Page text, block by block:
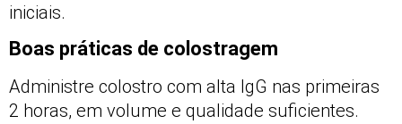
iniciais.
Boas práticas de colostragem
Administre colostro com alta IgG nas primeiras
2 horas, em volume e qualidade suficientes.